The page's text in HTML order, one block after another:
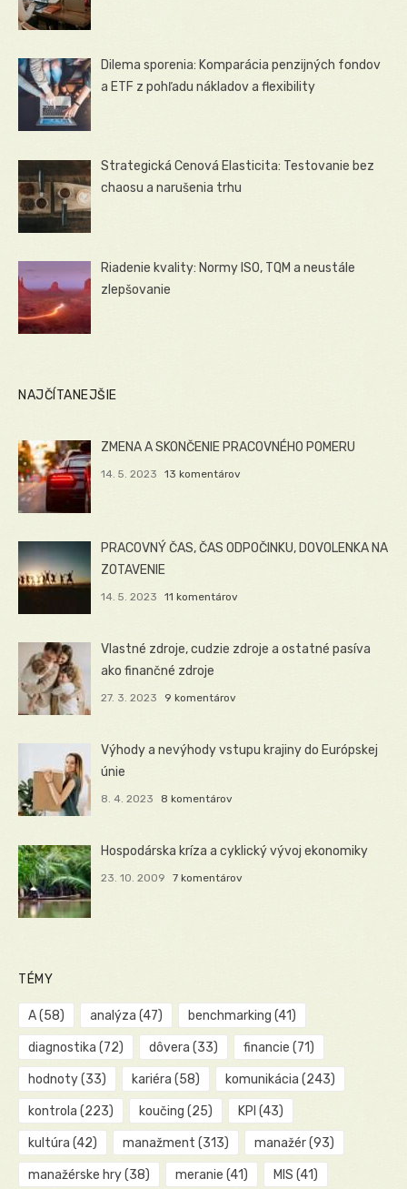
Dilema sporenia: Komparácia penzijných fondov
a ETF z pohľadu nákladov a flexibility
Strategická Cenová Elasticita: Testovanie bez
chaosu a narušenia trhu
Riadenie kvality: Normy ISO, TQM a neustále
zlepšovanie
NAJČÍTANEJŠIE
ZMENA A SKONČENIE PRACOVNÉHO POMERU
14. 5. 2023 13 komentárov
PRACOVNÝ ČAS, ČAS ODPOČINKU, DOVOLENKA NA
ZOTAVENIE
14. 5. 2023 11 komentárov
Vlastné zdroje, cudzie zdroje a ostatné pasíva
ako finančné zdroje
27. 3. 2023 9 komentárov
Výhody a nevýhody vstupu krajiny do Európskej
únie
8. 4. 2023 8 komentárov
Hospodárska kríza a cyklický vývoj ekonomiky
23. 10. 2009 7 komentárov
TÉMY
A(58) analýza (47) benchmarking (41)
diagnostika (72) dôvera (33) financie (71)
hodnoty(33) kariéra (58) komunikácia (243)
kontrola (223) koučing (25) KPI (43)
kultúra (42) manažment (313) manažér(93)
manažérske hry(38) meranie (41) MIS (41)